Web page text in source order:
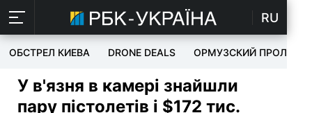
RU
ОБСТРЕЛ КИЕВА DRONE DEALS ОРМУЗСКИЙ ПРОЛИВ
У в'язня в камері знайшли
пару пістолетів і $172 тис.